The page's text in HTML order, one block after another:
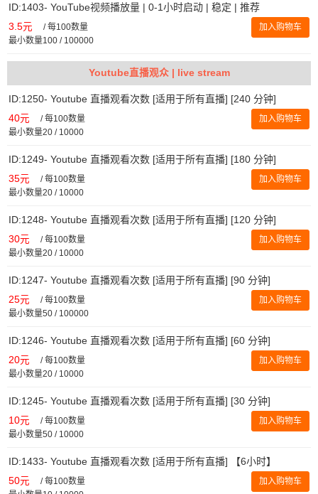
ID:1403- YouTube视频播放量 | 0-1小时启动 | 稳定 | 推荐
3.5元 /每100数量
最小数量100 / 100000
加入购物车
Youtube直播观众 | live stream
ID:1250- Youtube 直播观看次数 [适用于所有直播] [240 分钟]
40元 /每100数量
最小数量20 / 10000
加入购物车
ID:1249- Youtube 直播观看次数 [适用于所有直播] [180 分钟]
35元 /每100数量
最小数量20 / 10000
加入购物车
ID:1248- Youtube 直播观看次数 [适用于所有直播] [120 分钟]
30元 /每100数量
最小数量20 / 10000
加入购物车
ID:1247- Youtube 直播观看次数 [适用于所有直播] [90 分钟]
25元 /每100数量
最小数量50 / 100000
加入购物车
ID:1246- Youtube 直播观看次数 [适用于所有直播] [60 分钟]
20元 /每100数量
最小数量20 / 10000
加入购物车
ID:1245- Youtube 直播观看次数 [适用于所有直播] [30 分钟]
10元 /每100数量
最小数量50 / 10000
加入购物车
ID:1433- Youtube 直播观看次数 [适用于所有直播] 【6小时】
50元 /每100数量
加入购物车